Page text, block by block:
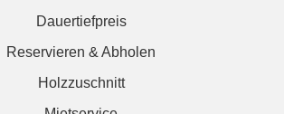
Dauertiefpreis
Reservieren & Abholen
Holzzuschnitt